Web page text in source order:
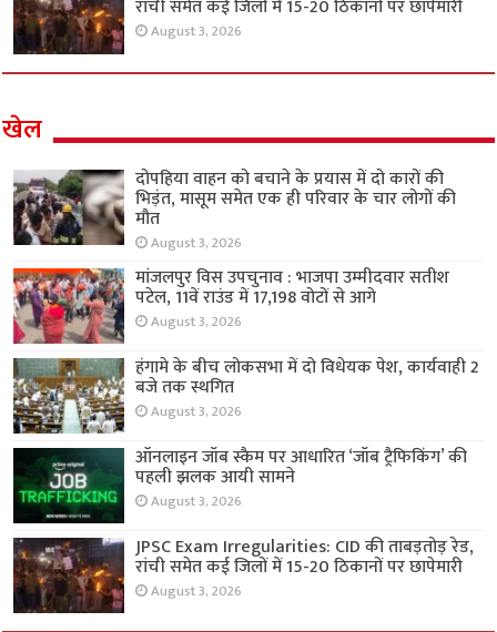
रांची समेत कई जिलों में 15-20 ठिकानों पर छापेमारी
August 3, 2026
खेल
दोपहिया वाहन को बचाने के प्रयास में दो कारों की
भिड़ंत, मासूम समेत एक ही परिवार के चार लोगों की
मौत
August 3, 2026
मांजलपुर विस उपचुनाव : भाजपा उम्मीदवार सतीश
पटेल, 11वें राउंड में 17,198 वोटों से आगे
August 3, 2026
हंगामे के बीच लोकसभा में दो विधेयक पेश, कार्यवाही 2
बजे तक स्थगित
August 3, 2026
ऑनलाइन जॉब स्कैम पर आधारित ‘जॉब ट्रैफिकिंग’ की
पहली झलक आयी सामने
August 3, 2026
JPSC Exam Irregularities: CID की ताबड़तोड़ रेड,
रांची समेत कई जिलों में 15-20 ठिकानों पर छापेमारी
August 3, 2026